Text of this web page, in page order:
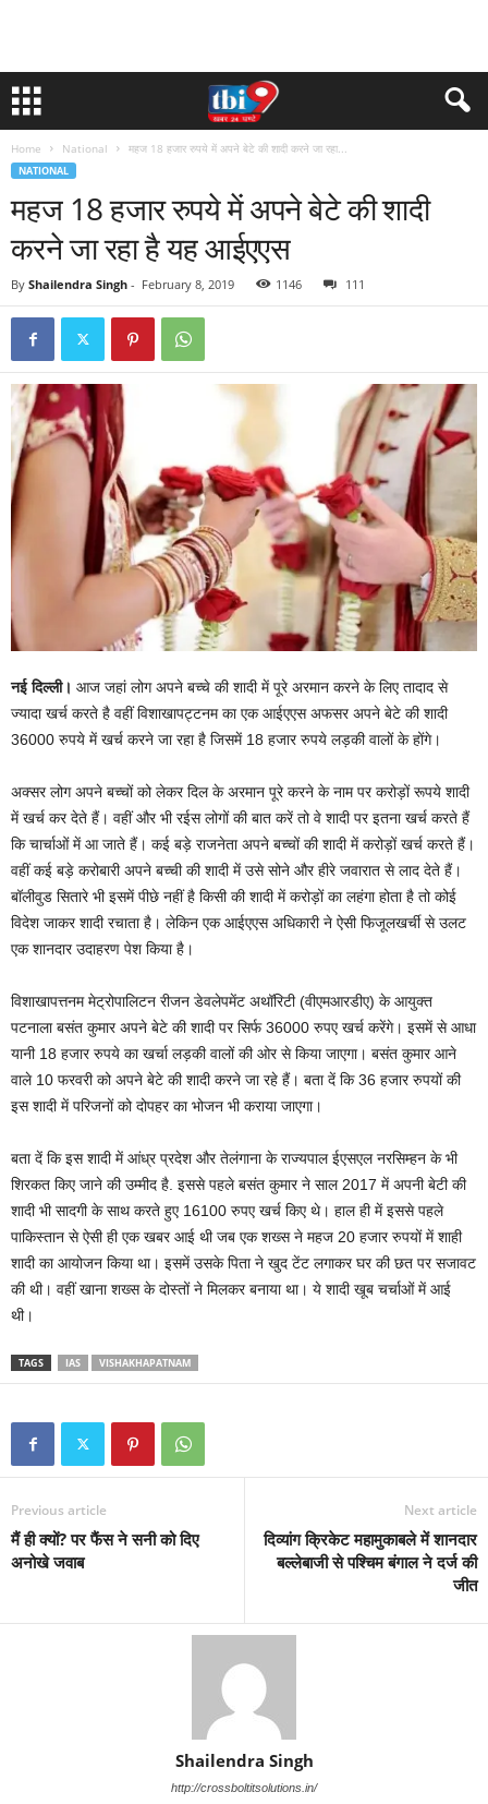
Home National महज 18 हजार रुपये में अपने बेटे की शादी करने जा रहा...
NATIONAL
महज 18 हजार रुपये में अपने बेटे की शादी
करने जा रहा है यह आईएएस
By Shailendra Singh - February 8, 2019 1146 111
नई दिल्ली। आज जहां लोग अपने बच्चे की शादी में पूरे अरमान करने के लिए तादाद से
ज्यादा खर्च करते है वहीं विशाखापट्टनम का एक आईएएस अफसर अपने बेटे की शादी
36000 रुपये में खर्च करने जा रहा है जिसमें 18 हजार रुपये लड़की वालों के होंगे।
अक्सर लोग अपने बच्चों को लेकर दिल के अरमान पूरे करने के नाम पर करोड़ों रूपये शादी
में खर्च कर देते हैं। वहीं और भी रईस लोगों की बात करें तो वे शादी पर इतना खर्च करते हैं
कि चार्चाओं में आ जाते हैं। कई बड़े राजनेता अपने बच्चों की शादी में करोड़ों खर्च करते हैं।
वहीं कई बड़े करोबारी अपने बच्ची की शादी में उसे सोने और हीरे जवारात से लाद देते हैं।
बॉलीवुड सितारे भी इसमें पीछे नहीं है किसी की शादी में करोड़ों का लहंगा होता है तो कोई
विदेश जाकर शादी रचाता है। लेकिन एक आईएएस अधिकारी ने ऐसी फिजूलखर्ची से उलट
एक शानदार उदाहरण पेश किया है।
विशाखापत्तनम मेट्रोपालिटन रीजन डेवलेपमेंट अथॉरिटी (वीएमआरडीए) के आयुक्त
पटनाला बसंत कुमार अपने बेटे की शादी पर सिर्फ 36000 रुपए खर्च करेंगे। इसमें से आधा
यानी 18 हजार रुपये का खर्चा लड़की वालों की ओर से किया जाएगा। बसंत कुमार आने
वाले 10 फरवरी को अपने बेटे की शादी करने जा रहे हैं। बता दें कि 36 हजार रुपयों की
इस शादी में परिजनों को दोपहर का भोजन भी कराया जाएगा।
बता दें कि इस शादी में आंध्र प्रदेश और तेलंगाना के राज्यपाल ईएसएल नरसिम्हन के भी
शिरकत किए जाने की उम्मीद है. इससे पहले बसंत कुमार ने साल 2017 में अपनी बेटी की
शादी भी सादगी के साथ करते हुए 16100 रुपए खर्च किए थे। हाल ही में इससे पहले
पाकिस्तान से ऐसी ही एक खबर आई थी जब एक शख्स ने महज 20 हजार रुपयों में शाही
शादी का आयोजन किया था। इसमें उसके पिता ने खुद टेंट लगाकर घर की छत पर सजावट
की थी। वहीं खाना शख्स के दोस्तों ने मिलकर बनाया था। ये शादी खूब चर्चाओं में आई
थी।
TAGS IAS VISHAKHAPATNAM
Previous article
मैं ही क्यों? पर फैंस ने सनी को दिए
अनोखे जवाब
Next article
दिव्यांग क्रिकेट महामुकाबले में शानदार
बल्लेबाजी से पश्चिम बंगाल ने दर्ज की
जीत
Shailendra Singh
http://crossboltitsolutions.in/